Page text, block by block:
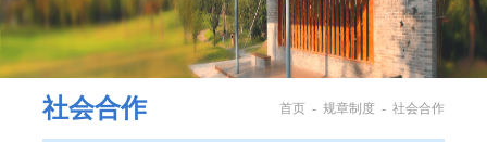
社会合作 首页 - 规章制度 - 社会合作